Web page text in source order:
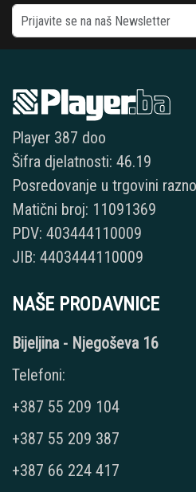
Player 387 doo
Šifra djelatnosti: 46.19
Posredovanje u trgovini
Matični broj: 11091369
PDV: 403444110009
JIB: 4403444110009
NAŠE PRODAVNICE
Bijeljina - Njegoševa 16
Telefoni:
+387 55 209 104
+387 55 209 387
+387 66 224 417